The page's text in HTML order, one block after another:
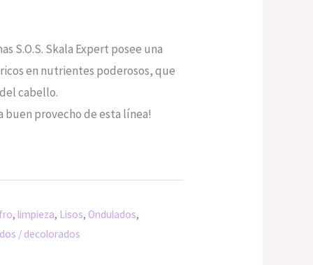
S.O.S. Skala Expert posee una
en nutrientes poderosos, que
cabello.
buen provecho de esta línea!
, limpieza, Lisos, Ondulados,
/ decolorados